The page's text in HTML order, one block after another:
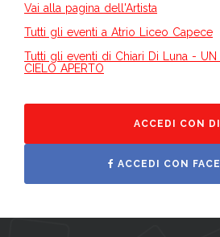
Vai alla pagina dell'Artista
Tutti gli eventi a Atrio Liceo Capece
Tutti gli eventi di Chiari Di Luna - UN
CIELO APERTO
ACCEDI CON
ACCEDI CON